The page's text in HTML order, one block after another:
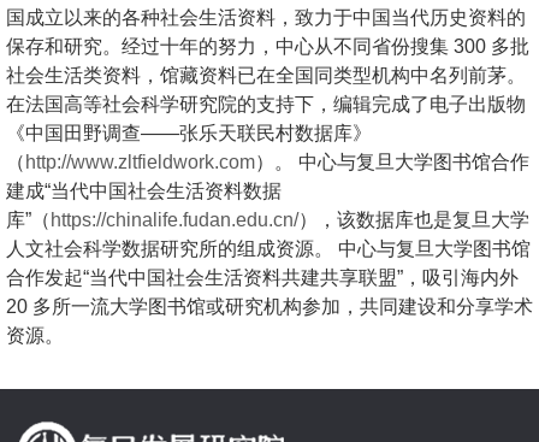
国成立以来的各种社会生活资料，致力于中国当代历史资料的
保存和研究。经过十年的努力，中心从不同省份搜集 300 多批
社会生活类资料， 馆藏资料已在全国同类型机构中名列前茅。
在法国高等社会科学研究院的支持下，编辑完成了电子出版物
《中国田野调查——张乐天联民村数据库》
（ http://www.zltfieldwork.com）。 中心与复旦大学图书馆合作
建成“当代中国社会生活资料数据
库”（ https://chinalife.fudan.edu.cn/），该数据库也是复旦大学
人文社会科学数据研究所的组成资源。 中心与复旦大学图书馆
合作发起“当代中国社会生活资料共建共享联盟”，吸引海内外
20 多所一流大学图书馆或研究机构参加，共同建设和分享学术
资源。